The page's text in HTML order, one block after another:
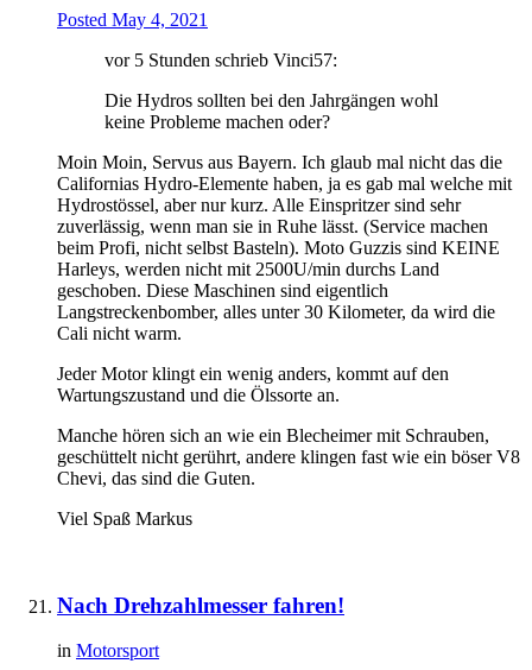
Posted May 4, 2021
vor 5 Stunden schrieb Vinci57:
Die Hydros sollten bei den Jahrgängen wohl
keine Probleme machen oder?
Moin Moin, Servus aus Bayern. Ich glaub mal nicht das die
Californias Hydro-Elemente haben, ja es gab mal welche mit
Hydrostössel, aber nur kurz. Alle Einspritzer sind sehr
zuverlässig, wenn man sie in Ruhe lässt. (Service machen
beim Profi, nicht selbst Basteln). Moto Guzzis sind KEINE
Harleys, werden nicht mit 2500U/min durchs Land
geschoben. Diese Maschinen sind eigentlich
Langstreckenbomber, alles unter 30 Kilometer, da wird die
Cali nicht warm.
Jeder Motor klingt ein wenig anders, kommt auf den
Wartungszustand und die Ölssorte an.
Manche hören sich an wie ein Blecheimer mit Schrauben,
geschüttelt nicht gerührt, andere klingen fast wie ein böser V8
Chevi, das sind die Guten.
Viel Spaß Markus
Nach Drehzahlmesser fahren!
in Motorsport